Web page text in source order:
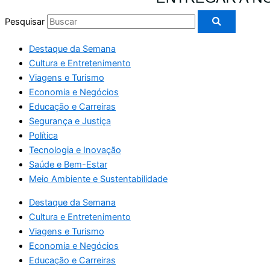
Pesquisar
Destaque da Semana
Cultura e Entretenimento
Viagens e Turismo
Economia e Negócios
Educação e Carreiras
Segurança e Justiça
Política
Tecnologia e Inovação
Saúde e Bem-Estar
Meio Ambiente e Sustentabilidade
Destaque da Semana
Cultura e Entretenimento
Viagens e Turismo
Economia e Negócios
Educação e Carreiras